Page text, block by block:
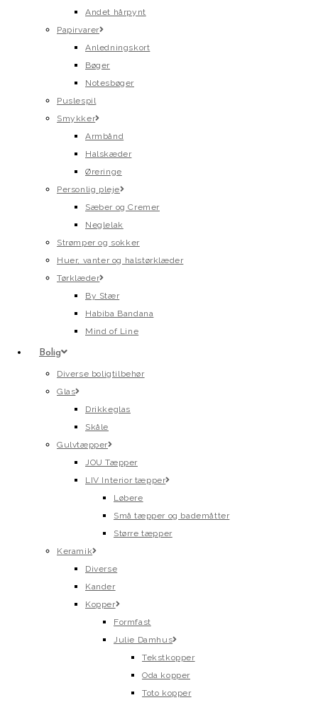
Andet hårpynt
Papirvarer
Anledningskort
Bøger
Notesbøger
Puslespil
Smykker
Armbånd
Halskæder
Øreringe
Personlig pleje
Sæber og Cremer
Neglelak
Strømper og sokker
Huer, vanter og halstørklæder
Tørklæder
By Stær
Habiba Bandana
Mind of Line
Bolig
Diverse boligtilbehør
Glas
Drikkeglas
Skåle
Gulvtæpper
JOU Tæpper
LIV Interior tæpper
Løbere
Små tæpper og bademåtter
Større tæpper
Keramik
Diverse
Kander
Kopper
Formfast
Julie Damhus
Tekstkopper
Oda kopper
Toto kopper